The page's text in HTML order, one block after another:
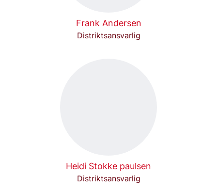
Frank Andersen
Distriktsansvarlig
Heidi Stokke paulsen
Distriktsansvarlig